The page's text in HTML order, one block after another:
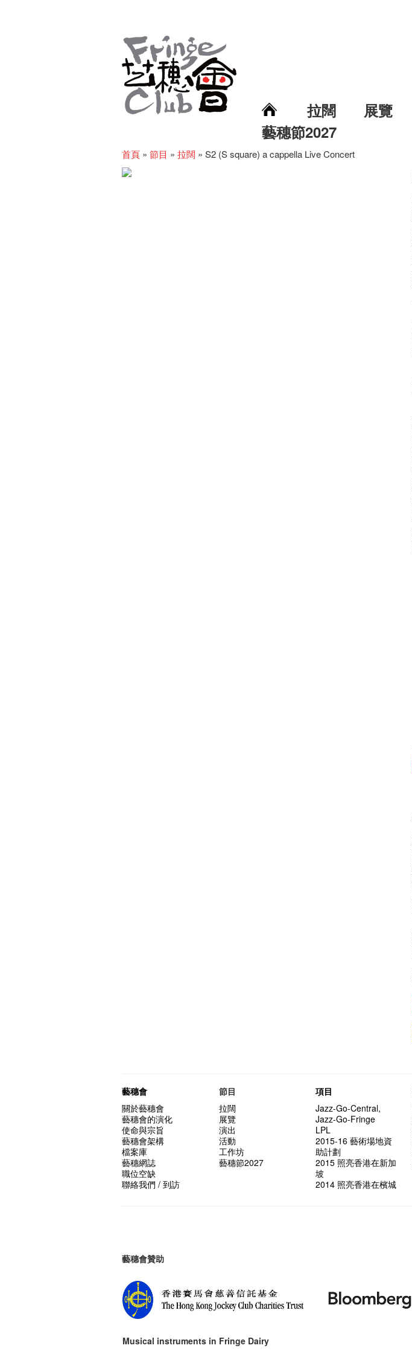
拉闊 展覽
藝穗節2027
首頁 » 節目 » 拉闊 » S2 (S square) a cappella Live Concert
藝穗會
關於藝穗會
藝穗會的演化
使命與宗旨
藝穗會架構
檔案庫
藝穗網誌
職位空缺
聯絡我們 / 到訪
節目
拉闊
展覽
演出
活動
工作坊
藝穗節2027
項目
Jazz-Go-Central,
Jazz-Go-Fringe
LPL
2015-16 藝術場地資
助計劃
2015 照亮香港在新加
坡
2014 照亮香港在檳城
藝穗會贊助
Musical instruments in Fringe Dairy